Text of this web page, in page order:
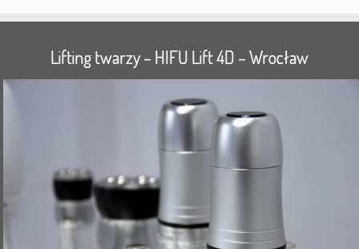
Lifting twarzy – HIFU Lift 4D – Wrocław